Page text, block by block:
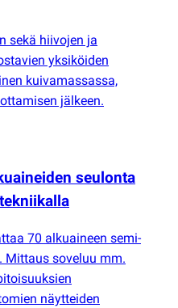
sekä hiivojen ja
yksiköiden
kuivamassassa,
jälkeen.
seulonta
70 alkuaineen semi-
Mittaus soveluu mm.
näytteiden